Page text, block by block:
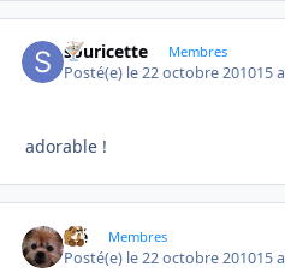
souricette Membres
Posté(e) le 22 octobre 201015 a
adorable !
élé Membres
Posté(e) le 22 octobre 201015 a